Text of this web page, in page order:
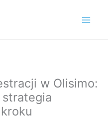
w Olisimo: